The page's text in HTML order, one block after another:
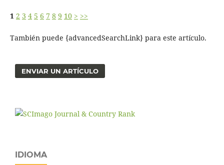
1 2 3 4 5 6 7 8 9 10 > >>
También puede {advancedSearchLink} para este artículo.
ENVIAR UN ARTÍCULO
IDIOMA